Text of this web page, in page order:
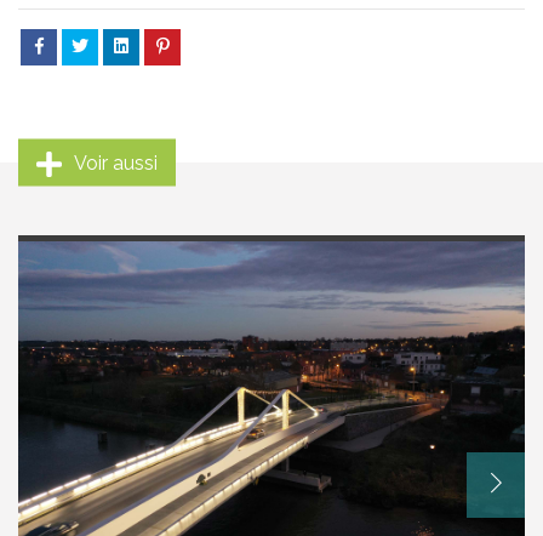
Voir aussi